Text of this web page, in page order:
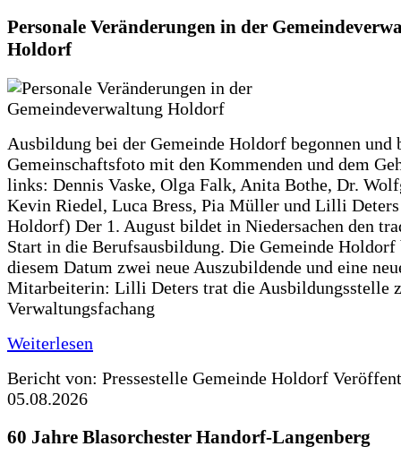
Personale Veränderungen in der
Holdorf
Ausbildung bei der Gemeinde Holdorf begonnen und
Gemeinschaftsfoto mit den Kommenden und dem
links: Dennis Vaske, Olga Falk, Anita Bothe, Dr.
Kevin Riedel, Luca Bress, Pia Müller und Lilli
Holdorf) Der 1. August bildet in Niedersachen den
Start in die Berufsausbildung. Die Gemeinde Holdorf
diesem Datum zwei neue Auszubildende und eine
Mitarbeiterin: Lilli Deters trat die Ausbildungsstelle
Verwaltungsfachang
Weiterlesen
Bericht von: Pressestelle Gemeinde Holdorf
05.08.2026
60 Jahre Blasorchester Handorf-Langenberg